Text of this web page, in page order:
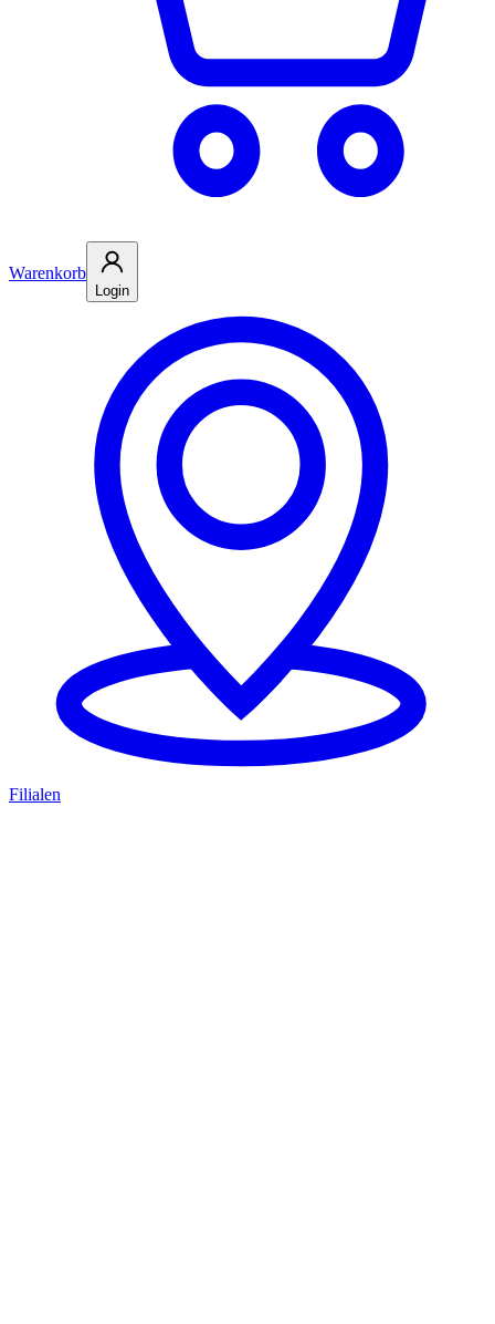
Warenkorb
Login
Filialen